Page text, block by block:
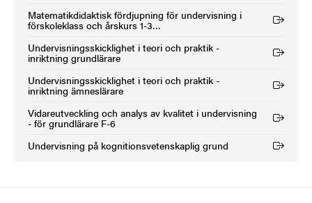
Matematikdidaktisk fördjupning för undervisning i
förskoleklass och årskurs 1-3…
(Extern länk)
Undervisningsskicklighet i teori och praktik -
inriktning grundlärare
(Extern länk)
Undervisningsskicklighet i teori och praktik -
inriktning ämneslärare
(Extern länk)
Vidareutveckling och analys av kvalitet i undervisning
- för grundlärare F-6
(Extern länk)
Undervisning på kognitionsvetenskaplig grund
(Extern länk)